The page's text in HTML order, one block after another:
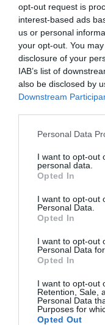
opt-out request is
interest-based ads
us or personal
your opt-out. You
disclosure of your
IAB’s list of
also be disclosed by
Downstream
Personal Data
I want to opt-out
personal data.
Opted In
I want to opt-out
Personal Data.
Opted In
I want to opt-out
Personal Data
Opted In
I want to opt-out
Retention, Sale,
Personal Data
Purposes for
Opted Out